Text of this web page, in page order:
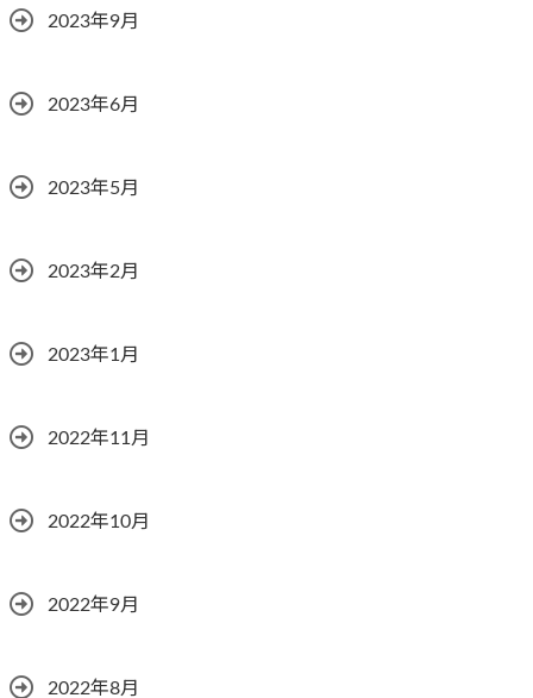
2023年9月
2023年6月
2023年5月
2023年2月
2023年1月
2022年11月
2022年10月
2022年9月
2022年8月